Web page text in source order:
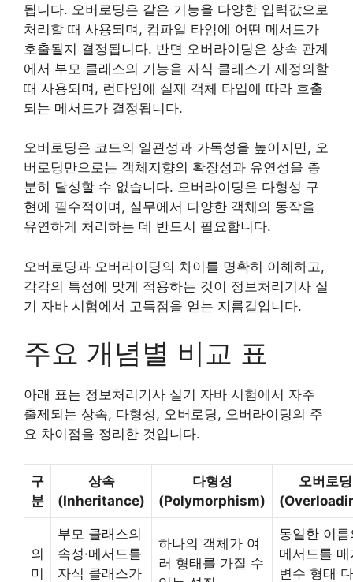
됩니다. 오버로딩은 같은 기능을 다양한 입력값으로
처리할 때 사용되며, 컴파일 타임에 어떤 메서드가
호출될지 결정됩니다. 반면 오버라이딩은 상속 관계
에서 부모 클래스의 기능을 자식 클래스가 재정의할
때 사용되며, 런타임에 실제 객체 타입에 따라 호출
되는 메서드가 결정됩니다.
오버로딩은 코드의 일관성과 가독성을 높이지만, 오
버로딩만으로는 객체지향의 확장성과 유연성을 충
분히 달성할 수 없습니다. 오버라이딩은 다형성 구
현에 필수적이며, 실무에서 다양한 객체의 동작을
유연하게 처리하는 데 반드시 필요합니다.
오버로딩과 오버라이딩의 차이를 명확히 이해하고,
각각의 특성에 맞게 적용하는 것이 정보처리기사 실
기 자바 시험에서 고득점을 얻는 지름길입니다.
주요 개념별 비교 표
아래 표는 정보처리기사 실기 자바 시험에서 자주
출제되는 상속, 다형성, 오버로딩, 오버라이딩의 주
요 차이점을 정리한 것입니다.
구
분
상속
(Inheritance)
다형성
(Polymorphism)
오버로딩
의
미
부모 클래스의
속성·메서드를
자식 클래스가
하나의 객체가 여
러 형태를 가질 수
동일한 이름
메서드를 매
변수 형태